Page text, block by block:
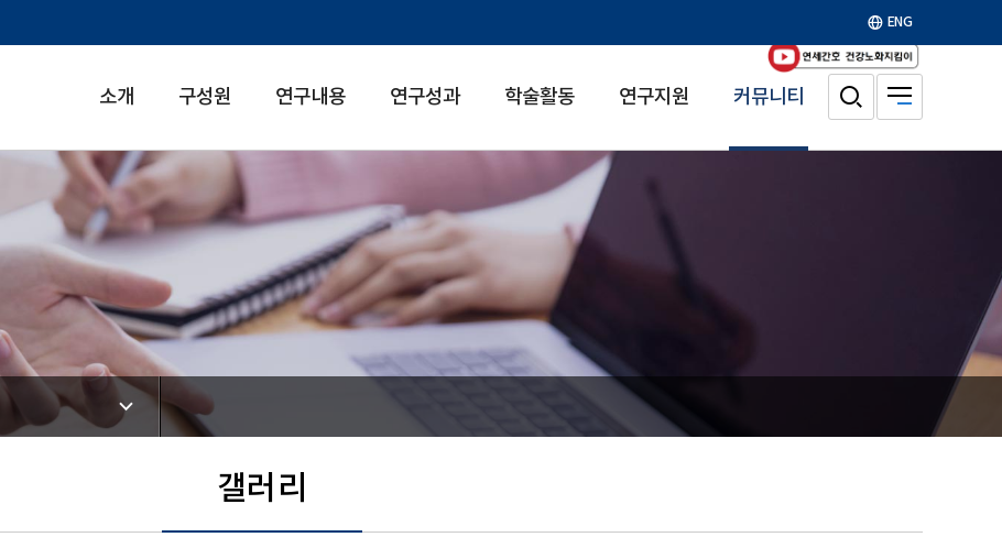
ENG
소개 구성원 연구내용 연구성과 학술활동 연구지원 커뮤니티
갤러리